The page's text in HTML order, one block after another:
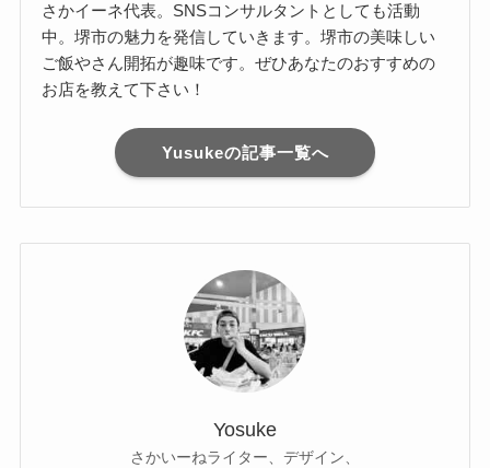
さかイーネ代表。SNSコンサルタントとしても活動
中。堺市の魅力を発信していきます。堺市の美味しい
ご飯やさん開拓が趣味です。ぜひあなたのおすすめの
お店を教えて下さい！
Yusukeの記事一覧へ
Yosuke
さかいーねライター、デザイン、